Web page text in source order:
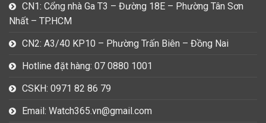
CN1: Cổng nhà Ga T3 – Đường 18E – Phường Tân Sơn
Nhất – TP.HCM
CN2: A3/40 KP10 – Phường Trấn Biên – Đồng Nai
Hotline đặt hàng: 07 0880 1001
CSKH: 0971 82 86 79
Email: Watch365.vn@gmail.com